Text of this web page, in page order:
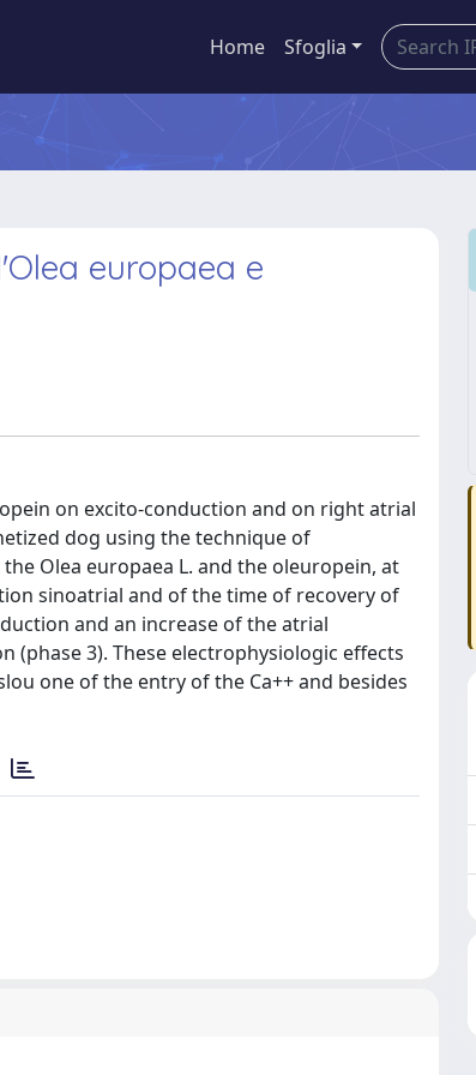
Home Sfoglia
europaea e
on excito-conduction and on right atrial
dog using the technique of
Olea europaea L. and the oleuropein, at
sinoatrial and of the time of recovery of
and an increase of the atrial
3). These electrophysiologic effects
one of the entry of the Ca++ and besides